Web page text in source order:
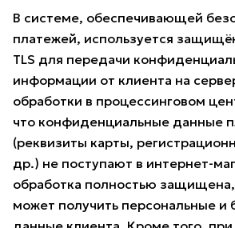
В системе, обеспечивающей
платежей, используется
TLS для передачи
информации от клиента на
обработки в процессинговом
что конфиденциальные данные
(реквизиты карты,
др.) не поступают в интернет-
обработка полностью
может получить персональные и